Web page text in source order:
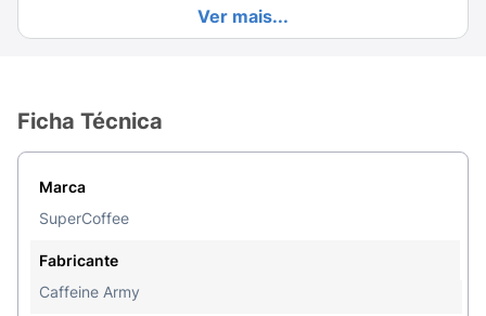
Smart Energy Formula:Desenvolvido para
proporcionar um aumento deEnergia, melhorar
Sabor Delicioso:
torna o consumo agradável e sem complicação.
porção exata para ser misturada em água
quente ou fria, ideal para levar na bolsa ou ter
no escritório.
Ver mais...
Ficha Técnica
Marca
SuperCoffee
Fabricante
Caffeine Army